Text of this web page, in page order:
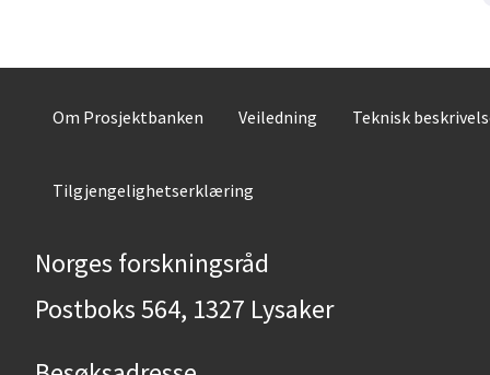
Om Prosjektbanken Veiledning Teknisk
Tilgjengelighetserklæring
Norges forskningsråd
Postboks 564, 1327 Lysaker